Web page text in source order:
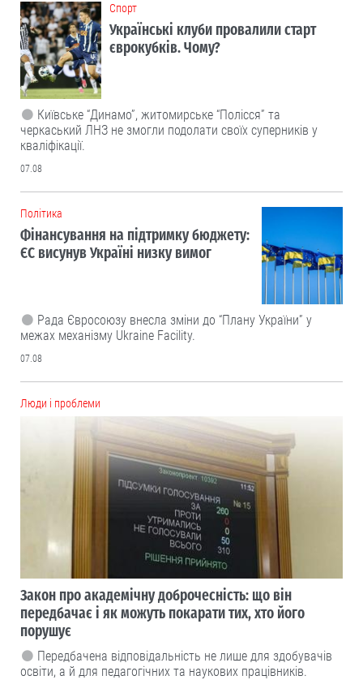
Cпорт
Українські клуби провалили старт
єврокубків. Чому?
Київське “Динамо”, житомирське “Полісся” та
черкаський ЛНЗ не змогли подолати своїх суперників у
кваліфікації.
07.08
Політика
Фінансування на підтримку бюджету:
ЄС висунув Україні низку вимог
Рада Євросоюзу внесла зміни до “Плану України” у
межах механізму Ukraine Facility.
07.08
Люди і проблеми
Закон про академічну доброчесність: що він
передбачає і як можуть покарати тих, хто його
порушує
Передбачена відповідальність не лише для здобувачів
освіти, а й для педагогічних та наукових працівників.